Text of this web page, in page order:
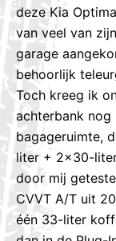
deze Kia
van veel van
garage
behoorlijk
Toch kreeg ik
achterbank
bagageruimte,
liter + 2×30-
door mij
CVVT A/T uit
één 33-liter